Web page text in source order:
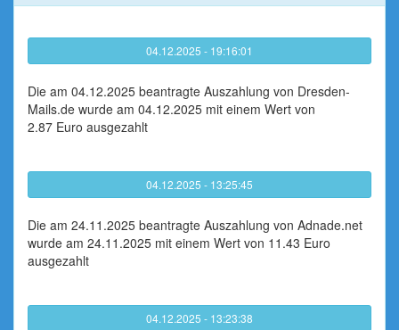
04.12.2025 - 19:16:01
Die am 04.12.2025 beantragte Auszahlung von Dresden-
Mails.de wurde am 04.12.2025 mit einem Wert von
2.87 Euro ausgezahlt
04.12.2025 - 13:25:45
Die am 24.11.2025 beantragte Auszahlung von Adnade.net
wurde am 24.11.2025 mit einem Wert von 11.43 Euro
ausgezahlt
04.12.2025 - 13:23:38